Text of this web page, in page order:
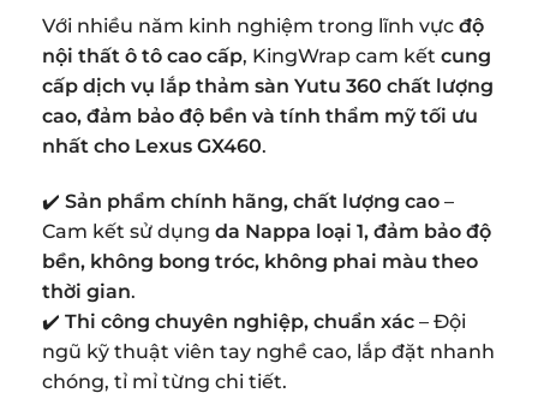
Với nhiều năm kinh nghiệm trong lĩnh vực độ
nội thất ô tô cao cấp, KingWrap cam kết cung
cấp dịch vụ lắp thảm sàn Yutu 360 chất lượng
cao, đảm bảo độ bền và tính thẩm mỹ tối ưu
nhất cho Lexus GX460.
✔️ Sản phẩm chính hãng, chất lượng cao –
Cam kết sử dụng da Nappa loại 1, đảm bảo độ
bền, không bong tróc, không phai màu theo
thời gian.
✔️ Thi công chuyên nghiệp, chuẩn xác – Đội
ngũ kỹ thuật viên tay nghề cao, lắp đặt nhanh
chóng, tỉ mỉ từng chi tiết.